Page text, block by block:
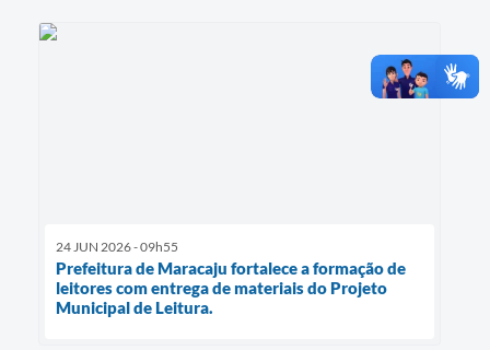
24 JUN 2026 - 09h55
Prefeitura de Maracaju fortalece a formação de
leitores com entrega de materiais do Projeto
Municipal de Leitura.